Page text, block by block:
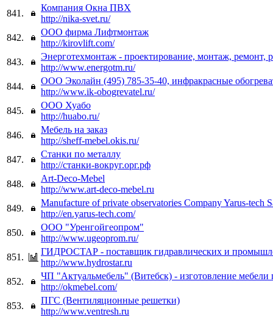
841.
Компания Окна ПВХ
http://nika-svet.ru/
842.
ООО фирма Лифтмонтаж
http://kirovlift.com/
843.
Энерготехмонтаж - проектирование, монтаж, ремонт,
http://www.energotm.ru/
844.
ООО Эколайн (495) 785-35-40, инфракрасные
http://www.ik-obogrevatel.ru/
845.
ООО Хуабо
http://huabo.ru/
846.
Мебель на заказ
http://sheff-mebel.okis.ru/
847.
Станки по металлу
http://станки-вокруг.орг.рф
848.
Art-Deco-Mebel
http://www.art-deco-mebel.ru
849.
Manufacture of private observatories Company Yarus-tech
http://en.yarus-tech.com/
850.
ООО "Уренгойгеопром"
http://www.ugeoprom.ru/
851.
ГИДРОСТАР - поставщик гидравлических и
http://www.hydrostar.ru
852.
ЧП "Актуальмебель" (Витебск) - изготовление мебели
http://okmebel.com/
853.
ПГС (Вентиляционные решетки)
http://www.ventresh.ru